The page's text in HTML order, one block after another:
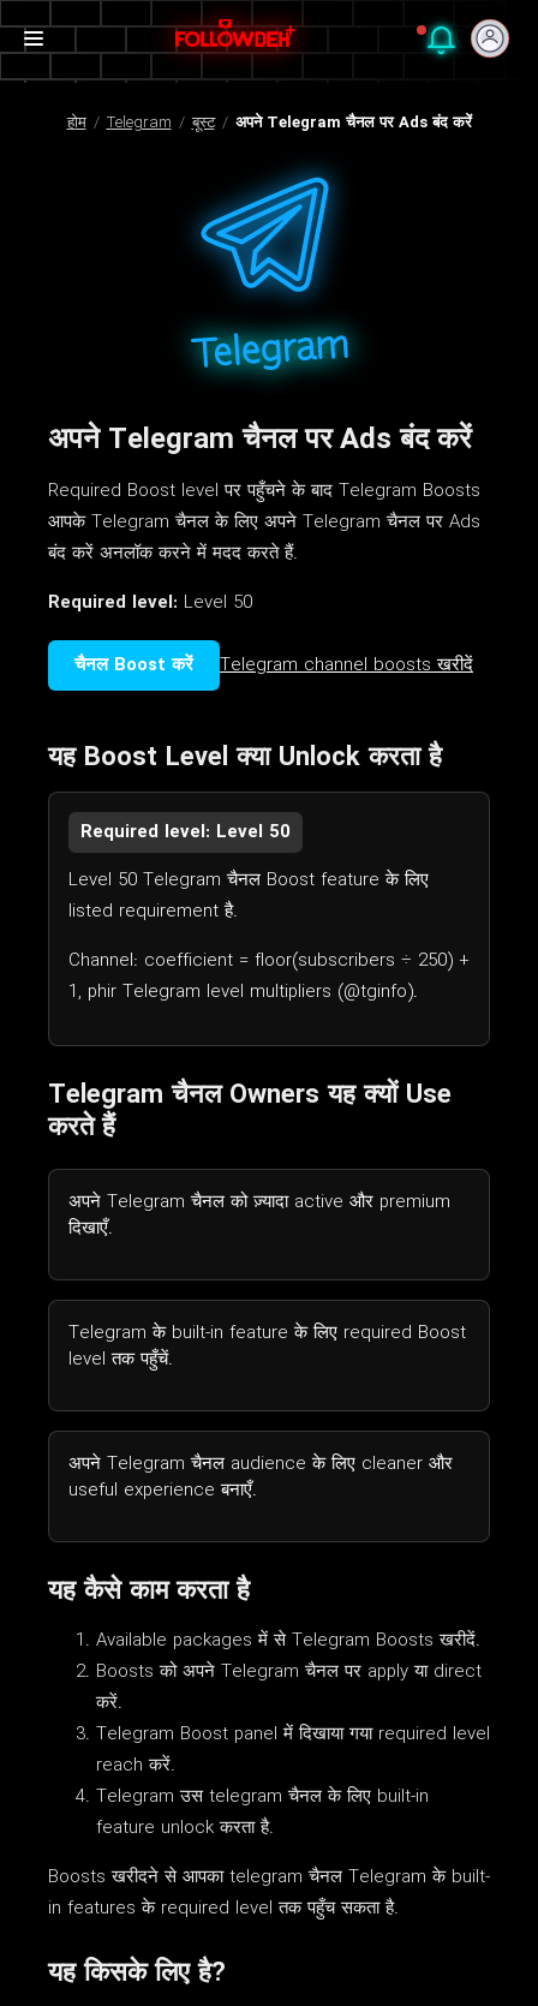
होम / Telegram / बूस्ट / अपने Telegram चैनल पर Ads बंद करें
अपने Telegram चैनल पर Ads बंद करें
Required Boost level पर पहुँचने के बाद Telegram Boosts
आपके Telegram चैनल के लिए अपने Telegram चैनल पर Ads
बंद करें अनलॉक करने में मदद करते हैं.
Required level: Level 50
चैनल Boost करें Telegram channel boosts खरीदें
यह Boost Level क्या Unlock करता है
Required level: Level 50
Level 50 Telegram चैनल Boost feature के लिए
listed requirement है.
Channel: coefficient = floor(subscribers ÷ 250) +
1, phir Telegram level multipliers (@tginfo).
Telegram चैनल Owners यह क्यों Use
करते हैं
अपने Telegram चैनल को ज़्यादा active और premium
दिखाएँ.
Telegram के built-in feature के लिए required Boost
level तक पहुँचें.
अपने Telegram चैनल audience के लिए cleaner और
useful experience बनाएँ.
यह कैसे काम करता है
Available packages में से Telegram Boosts खरीदें.
Boosts को अपने Telegram चैनल पर apply या direct
करें.
Telegram Boost panel में दिखाया गया required level
reach करें.
Telegram उस telegram चैनल के लिए built-in
feature unlock करता है.
Boosts खरीदने से आपका telegram चैनल Telegram के built-
in features के required level तक पहुँच सकता है.
यह किसके लिए है?